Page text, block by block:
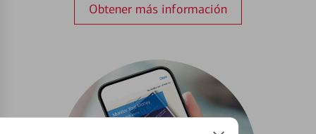
Obtener más información